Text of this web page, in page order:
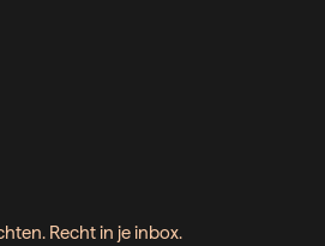
Recht in je inbox.